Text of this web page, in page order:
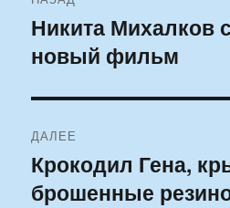
по
записям
Предыдущая
запись:
Никита Михалков
новый фильм
ДАЛЕЕ
Следующая
запись:
Крокодил Гена,
брошенные